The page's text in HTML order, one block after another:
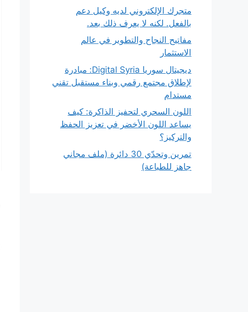
متجرك الإلكتروني لديه وكيل دعم
بالفعل. لكنه لا يعرف ذلك بعد.
مفاتيح النجاح والتطوير في عالم
الاستثمار
ديجيتال سوريا Digital Syria: مبادرة
لإطلاق مجتمع رقمي وبناء مستقبل تقني
مستدام
اللون السحري لتحفيز الذاكرة: كيف
يساعد اللون الأخضر في تعزيز الحفظ
والتركيز؟
تمرين وتحدّي 30 دائرة (ملف مجاني
جاهز للطباعة)